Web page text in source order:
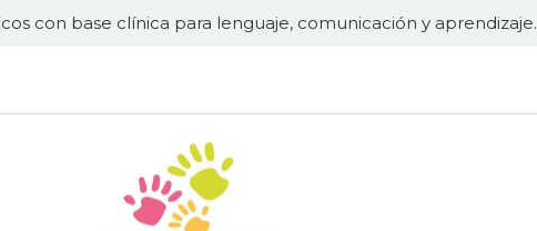
con base clínica para lenguaje, comunicación y aprendizaje.